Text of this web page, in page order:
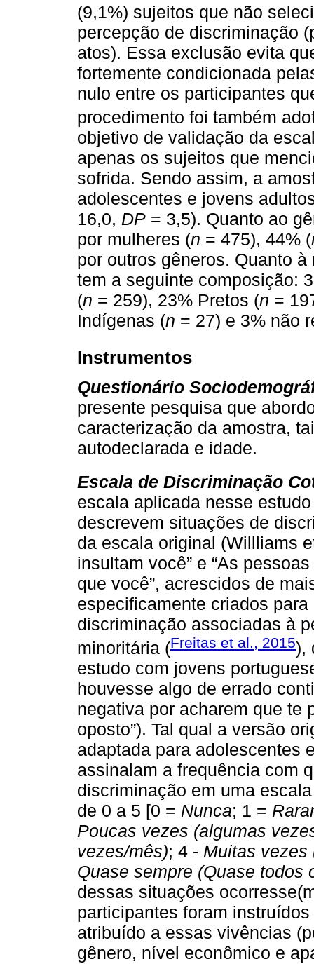
(9,1%) sujeitos que não
percepção de discriminação
atos). Essa exclusão evita
fortemente condicionada
nulo entre os participantes
procedimento foi também
objetivo de validação da
apenas os sujeitos que
sofrida. Sendo assim, a
adolescentes e jovens
16,0, DP = 3,5). Quanto ao
por mulheres (n = 475), 44% (
por outros gêneros. Quanto
tem a seguinte composição:
(n = 259), 23% Pretos (n =
Indígenas (n = 27) e 3% não
Instrumentos
Questionário
presente pesquisa que
caracterização da amostra,
autodeclarada e idade.
Escala de Discriminação
escala aplicada nesse
descrevem situações de
da escala original (Willliams
insultam você” e “As
que você”, acrescidos de
especificamente criados
discriminação associadas à
minoritária (Freitas et al., 2015),
estudo com jovens
houvesse algo de errado
negativa por acharem que te
oposto”). Tal qual a versão
adaptada para adolescentes
assinalam a frequência com
discriminação em uma
de 0 a 5 [0 = Nunca; 1 =
Poucas vezes (algumas
vezes/mês); 4 - Muitas vezes
Quase sempre (Quase todos
dessas situações
participantes foram
atribuído a essas vivências
gênero, nível econômico e